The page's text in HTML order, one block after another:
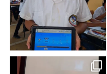
0 0
Hoy sábado 28 de